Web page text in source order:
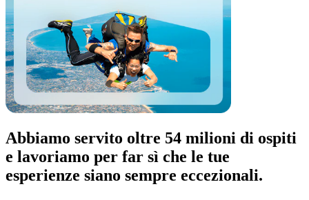
Abbiamo servito oltre 54 milioni di ospiti
e lavoriamo per far sì che le tue
esperienze siano sempre eccezionali.